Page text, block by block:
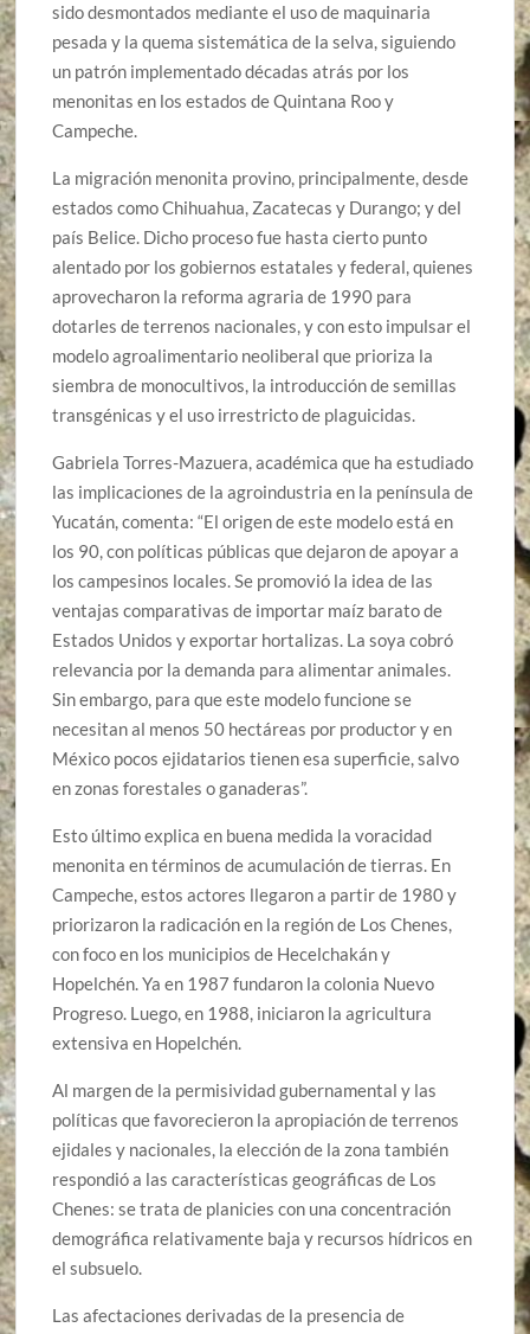
sido desmontados mediante el uso de maquinaria
pesada y la quema sistemática de la selva, siguiendo
un patrón implementado décadas atrás por los
menonitas en los estados de Quintana Roo y
Campeche.
La migración menonita provino, principalmente, desde
estados como Chihuahua, Zacatecas y Durango; y del
país Belice. Dicho proceso fue hasta cierto punto
alentado por los gobiernos estatales y federal, quienes
aprovecharon la reforma agraria de 1990 para
dotarles de terrenos nacionales, y con esto impulsar el
modelo agroalimentario neoliberal que prioriza la
siembra de monocultivos, la introducción de semillas
transgénicas y el uso irrestricto de plaguicidas.
Gabriela Torres-Mazuera, académica que ha estudiado
las implicaciones de la agroindustria en la península de
Yucatán, comenta: “El origen de este modelo está en
los 90, con políticas públicas que dejaron de apoyar a
los campesinos locales. Se promovió la idea de las
ventajas comparativas de importar maíz barato de
Estados Unidos y exportar hortalizas. La soya cobró
relevancia por la demanda para alimentar animales.
Sin embargo, para que este modelo funcione se
necesitan al menos 50 hectáreas por productor y en
México pocos ejidatarios tienen esa superficie, salvo
en zonas forestales o ganaderas”.
Esto último explica en buena medida la voracidad
menonita en términos de acumulación de tierras. En
Campeche, estos actores llegaron a partir de 1980 y
priorizaron la radicación en la región de Los Chenes,
con foco en los municipios de Hecelchakán y
Hopelchén. Ya en 1987 fundaron la colonia Nuevo
Progreso. Luego, en 1988, iniciaron la agricultura
extensiva en Hopelchén.
Al margen de la permisividad gubernamental y las
políticas que favorecieron la apropiación de terrenos
ejidales y nacionales, la elección de la zona también
respondió a las características geográficas de Los
Chenes: se trata de planicies con una concentración
demográfica relativamente baja y recursos hídricos en
el subsuelo.
Las afectaciones derivadas de la presencia de